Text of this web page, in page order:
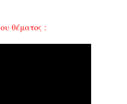
θέματος :τις περιπολίες και τις